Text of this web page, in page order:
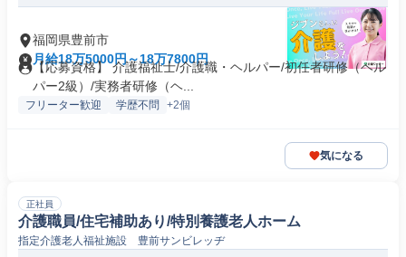
福岡県豊前市
月給18万5000円～18万7800円
【応募資格】 介護福祉士/介護職・ヘルパー/初任者研修（ヘル
パー2級）/実務者研修（ヘ...
フリーター歓迎 学歴不問 +2個
気になる
正社員
介護職員/住宅補助あり/特別養護老人ホーム
指定介護老人福祉施設 豊前サンビレッヂ